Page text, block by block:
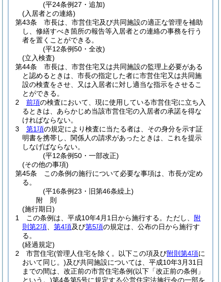
(平24条例27・追加)
(入居者との連絡)
第43条
市長は、市営住宅及び共同施設の適正な管理を補助
し、修繕すべき箇所の報告等入居者との連絡の事務を行う
者を置くことができる。
(平12条例50・全改)
(立入検査)
第44条
市長は、市営住宅又は共同施設の監理上必要がある
と認めるときは、市長の指定した者に市営住宅又は共同施
設の検査をさせ、又は入居者に対し適当な指示をさせるこ
とができる。
2
前項の検査において、現に使用している市営住宅に立ち入
るときは、あらかじめ当該市営住宅の入居者の承諾を得な
ければならない。
3
第1項の規定により検査に当たる者は、その身分を示す証
明書を携帯し、関係人の請求があったときは、これを提示
しなげばならない。
(平12条例50・一部改正)
(その他の事項)
第45条
この条例の施行について必要な事項は、市長が定め
る。
(平16条例23・旧第46条繰上)
附 則
(施行期日)
1
この条例は、平成10年4月1日から施行する。 ただし、
附
則第2項
第4項及び第5項の規定は、公布の日から施行す
る。
(経過規定)
2
市営住宅(管理人住宅を除く。以下この項及び附則第4項に
おいて同じ。)及び共同施設については、平成10年3月31日
までの間は、改正前の市営住宅条例(以下「改正前の条例」
という。)第4条第5号に規定する公営住宅法施行令の一部を